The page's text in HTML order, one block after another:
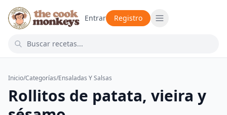
Entrar Registro
Inicio/Categorías/Ensaladas Y Salsas
Rollitos de patata, vieira y